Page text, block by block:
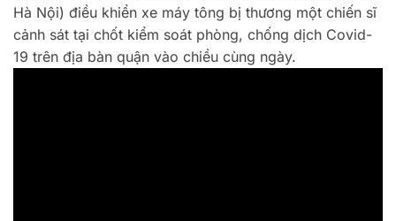
Hà Nội) điều khiển xe máy tông bị thương một chiến sĩ
cảnh sát tại chốt kiểm soát phòng, chống dịch Covid-
19 trên địa bàn quận vào chiều cùng ngày.